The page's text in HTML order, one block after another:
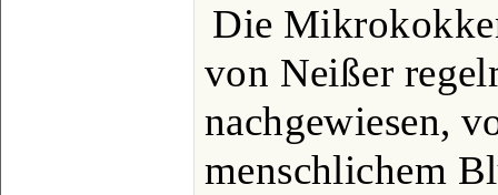
Die
von Neißer
nachgewiesen,
menschlichem